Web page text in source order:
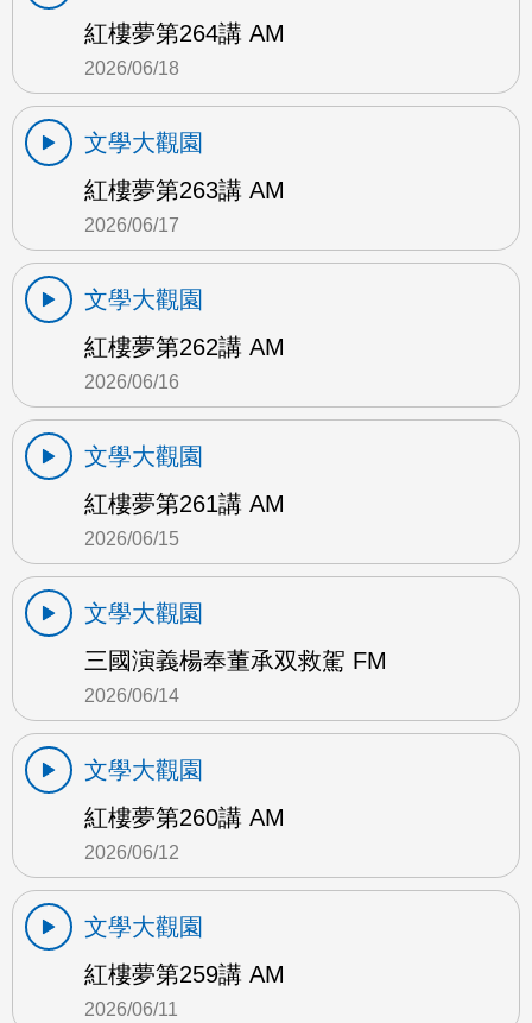
紅樓夢第264講 AM
2026/06/18
文學大觀園
紅樓夢第263講 AM
2026/06/17
文學大觀園
紅樓夢第262講 AM
2026/06/16
文學大觀園
紅樓夢第261講 AM
2026/06/15
文學大觀園
三國演義楊奉董承双救駕 FM
2026/06/14
文學大觀園
紅樓夢第260講 AM
2026/06/12
文學大觀園
紅樓夢第259講 AM
2026/06/11